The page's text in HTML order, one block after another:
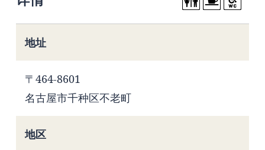
地址
〒464-8601
名古屋市千种区不老町
地区